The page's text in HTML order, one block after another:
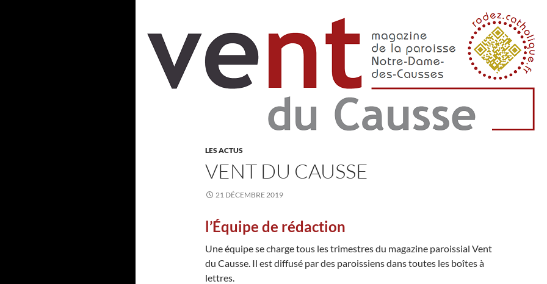
LES ACTUS
VENT DU CAUSSE
21 DÉCEMBRE 2019
l’Équipe de rédaction
Une équipe se charge tous les trimestres du magazine paroissial Vent
du Causse. Il est diffusé par des paroissiens dans toutes les boîtes à
lettres.